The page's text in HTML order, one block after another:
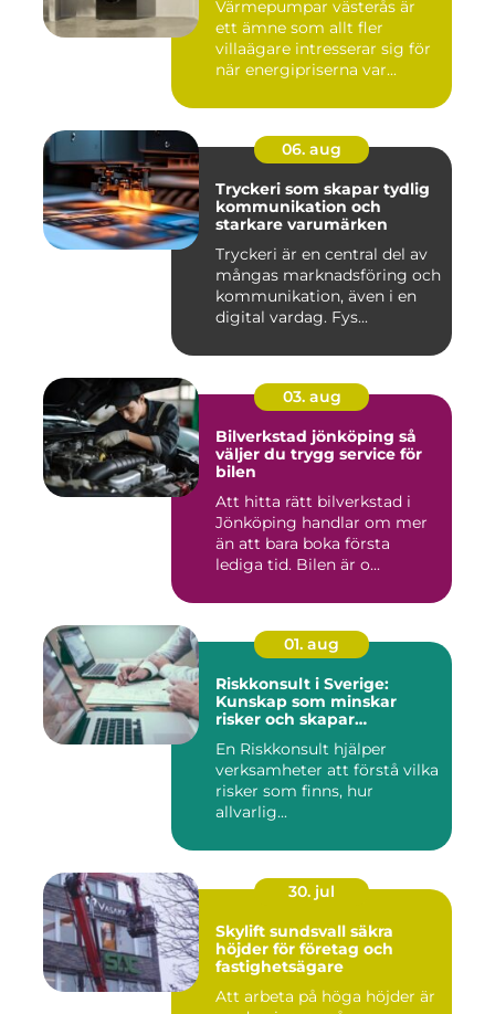
Värmepumpar västerås är
ett ämne som allt fler
villaägare intresserar sig för
när energipriserna var...
06. aug
Tryckeri som skapar tydlig
kommunikation och
starkare varumärken
Tryckeri är en central del av
mångas marknadsföring och
kommunikation, även i en
digital vardag. Fys...
03. aug
Bilverkstad jönköping så
väljer du trygg service för
bilen
Att hitta rätt bilverkstad i
Jönköping handlar om mer
än att bara boka första
lediga tid. Bilen är o...
01. aug
Riskkonsult i Sverige:
Kunskap som minskar
risker och skapar
En Riskkonsult hjälper
verksamheter att förstå vilka
risker som finns, hur
allvarlig...
30. jul
Skylift sundsvall säkra
höjder för företag och
fastighetsägare
Att arbeta på höga höjder är